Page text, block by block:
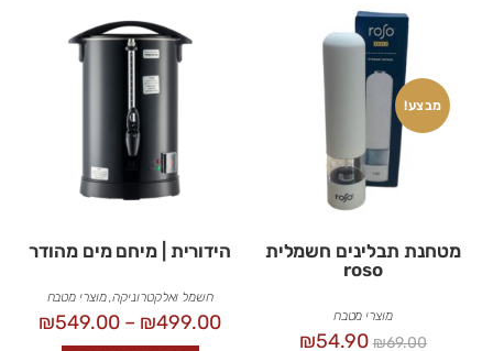
מבצע!
מטחנת תבלינים חשמלית
roso
מוצרי מטבח
₪69.00
₪54.90
הידורית | מיחם מים מהודר
חשמל ואלקטרוניקה,מוצרי מטבח
₪499.00
–
₪549.00